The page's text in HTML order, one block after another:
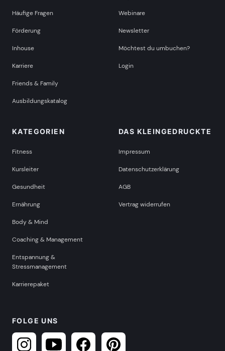
Häufige Fragen
Förderung
Inhouse
Karriere
Friends & Family
Ausbildungskatalog
Webinare
Newsletter
Möchtest du umbuchen?
Login
KATEGORIEN
Fitness
Kursleiter
Gesundheit
Ernährung
Body & Mind
Coaching & Management
Entspannung &
Stressmanagement
Karrierepaket
DAS KLEINGEDRUCKTE
Impressum
Datenschutzerklärung
AGB
Vertrag widerrufen
FOLGE UNS